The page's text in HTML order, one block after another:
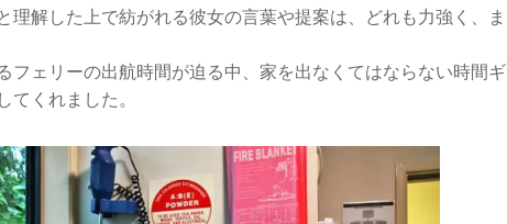
理解した上で紡がれる彼女の言葉や提案は、どれも力強く、ま
フェリーの出航時間が迫る中、家を出なくてはならない時間ギ
てくれました。